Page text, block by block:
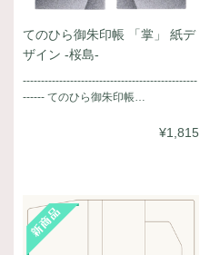
てのひら御朱印帳 「掌」 紙デ
ザイン -桜島-
------------------------------------------------
------ てのひら御朱印帳…
¥1,815